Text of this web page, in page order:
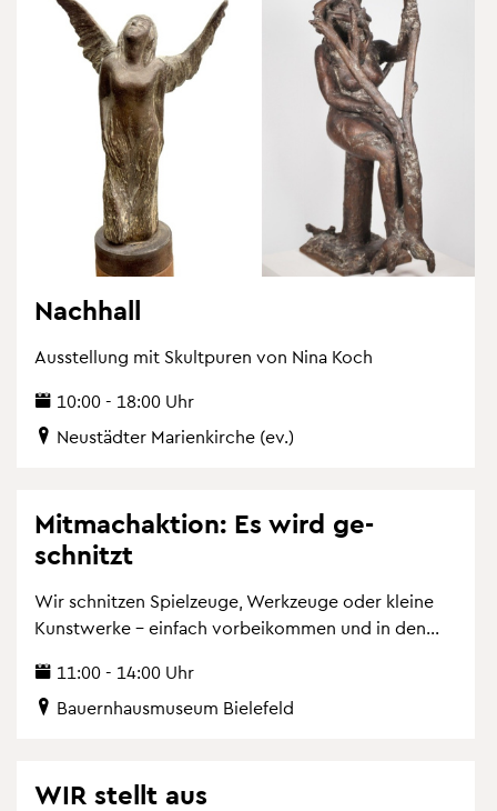
Nach­hall
Aus­stel­lung mit Skultpu­ren von Nina Koch
10:00 - 18:00 Uhr
Neu­städ­ter Ma­ri­en­kir­che (ev.)
Mit­mach­ak­ti­on: Es wird ge­
schnitzt
Wir schnit­zen Spiel­zeu­ge, Werk­zeu­ge oder klei­ne
Kunst­wer­ke – ein­fach vor­bei­kom­men und in den...
11:00 - 14:00 Uhr
Bau­ern­haus­mu­se­um Bie­le­feld
WIR stellt aus